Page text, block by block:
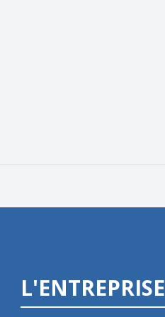
L'ENTREPRISE